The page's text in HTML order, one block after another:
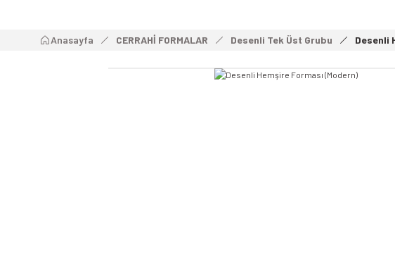
Anasayfa CERRAHİ FORMALAR Desenli Tek Üst Grubu Desenli